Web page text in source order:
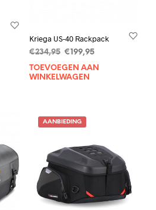
Kriega US-40 Rackpack
€234,95 Oorspronkelijke
prijs
was:
€ 199,95Huidige
prijs
TOEVOEGEN AAN
WINKELWAGEN
AANBIEDING